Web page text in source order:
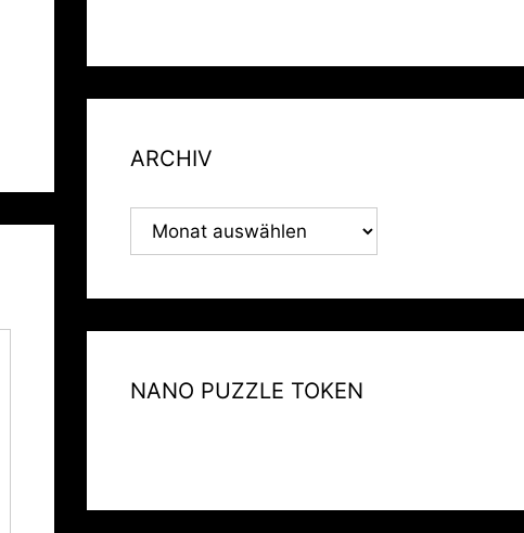
ARCHIV
ARCHIV
NANO PUZZLE TOKEN